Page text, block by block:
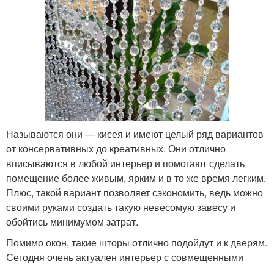
Называются они — кисея и имеют целый ряд вариантов
от консервативных до креативных. Они отлично
вписываются в любой интерьер и помогают сделать
помещение более живым, ярким и в то же время легким.
Плюс, такой вариант позволяет сэкономить, ведь можно
своими руками создать такую невесомую завесу и
обойтись минимумом затрат.
Помимо окон, такие шторы отлично подойдут и к дверям.
Сегодня очень актуален интерьер с совмещенными